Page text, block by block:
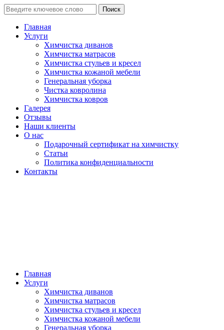
Поиск
Главная
Услуги
Химчистка диванов
Химчистка матрасов
Химчистка стульев и кресел
Химчистка кожаной мебели
Генеральная уборка
Чистка ковролина
Химчистка ковров
Галерея
Отзывы
Наши клиенты
О нас
Подарочный сертификат на химчистку
Статьи
Политика конфиденциальности
Контакты
Главная
Услуги
Химчистка диванов
Химчистка матрасов
Химчистка стульев и кресел
Химчистка кожаной мебели
Генеральная уборка